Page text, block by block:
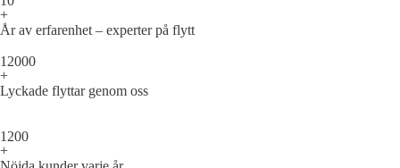
+
År av erfarenhet – experter på flytt
12000
+
Lyckade flyttar genom oss
1200
+